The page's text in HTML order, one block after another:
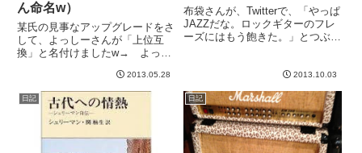
ん命名w）
某氏の見事なアップグレードをさ
して、よっしーさんが「上位互
換」と名付けましたw→ よっし
ーさんのブログをいまさら私など
がリンクする必要はないと思いま
すが^^;)いやあ～、、、秀逸なネ
ーミングですねw実はこの上位...
2013.05.28
布袋さんが、Twitterで、「やっぱ
JAZZだな。ロックギターのフレ
ーズにはもう飽きた。」とつぶや
ないし、なんとなく発言の意図は
わかる（つもり）ので、どっちか
というと前向きにとら...
2013.10.03
日記 日記